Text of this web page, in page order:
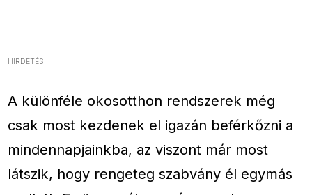
HIRDETÉS
A különféle okosotthon rendszerek még
csak most kezdenek el igazán beférkőzni a
mindennapjainkba, az viszont már most
látszik, hogy rengeteg szabvány él egymás